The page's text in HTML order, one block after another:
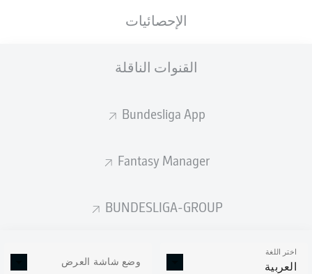
الإحصائيات
القنوات الناقلة
Bundesliga App
Fantasy Manager
BUNDESLIGA-GROUP
اختر اللغة
العربية وضع شاشة العرض